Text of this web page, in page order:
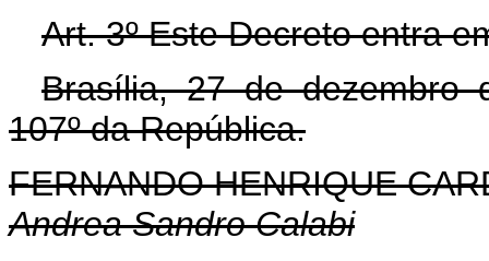
Art. 3º Este Decreto entra
Brasília, 27 de dezembro
107º da República.
FERNANDO HENRIQUE
Andrea Sandro Calabi